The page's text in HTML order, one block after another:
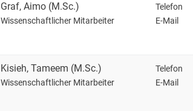
Graf,Aimo (M.Sc.)
Wissenschaftlicher Mitarbeiter
Telefon
E-Mail
Kisieh,Tameem (M.Sc.)
Wissenschaftlicher Mitarbeiter
Telefon
E-Mail